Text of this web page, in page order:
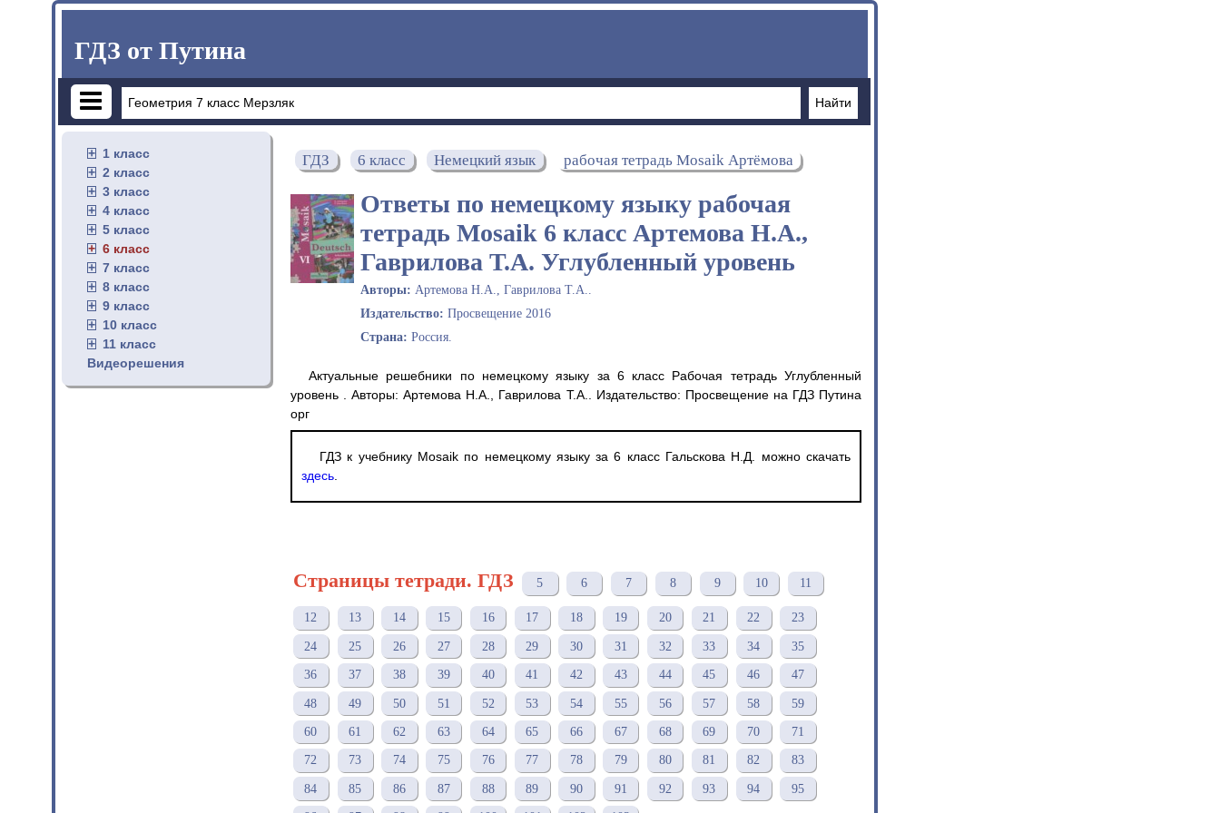
ГДЗ от Путина
1 класс
2 класс
3 класс
4 класс
5 класс
6 класс
7 класс
8 класс
9 класс
10 класс
11 класс
Видеорешения
ГДЗ 6 класс Немецкий язык рабочая тетрадь Mosaik Артёмова
Ответы по немецкому языку рабочая
тетрадь Mosaik 6 класс Артемова Н.А.,
Гаврилова Т.А. Углубленный уровень
Авторы: Артемова Н.А., Гаврилова Т.А..
Издательство: Просвещение 2016
Страна: Россия.
Актуальные решебники по немецкому языку за 6 класс Рабочая тетрадь Углубленный
уровень . Авторы: Артемова Н.А., Гаврилова Т.А.. Издательство: Просвещение на ГДЗ Путина
орг
ГДЗ к учебнику Mosaik по немецкому языку за 6 класс Гальскова Н.Д. можно скачать
здесь
Страницы тетради. ГДЗ 5 6 7 8 9 10 11
12 13 14 15 16 17 18 19 20 21 22 23
24 25 26 27 28 29 30 31 32 33 34 35
36 37 38 39 40 41 42 43 44 45 46 47
48 49 50 51 52 53 54 55 56 57 58 59
60 61 62 63 64 65 66 67 68 69 70 71
72 73 74 75 76 77 78 79 80 81 82 83
84 85 86 87 88 89 90 91 92 93 94 95